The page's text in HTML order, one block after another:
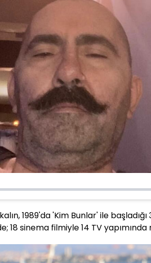
1989'da 'Kim Bunlar' ile başladığı
18 sinema filmiyle 14 TV yapımında